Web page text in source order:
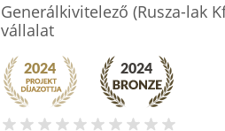
Generálkivitelező (Rusza-lak
vállalat